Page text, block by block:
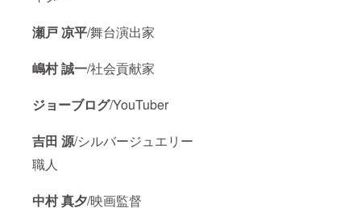
瀬戸 凉平/舞台演出家
嶋村 誠一/社会貢献家
ジョーブログ/YouTuber
吉田 源/シルバージュエリー
職人
中村 真夕/映画監督